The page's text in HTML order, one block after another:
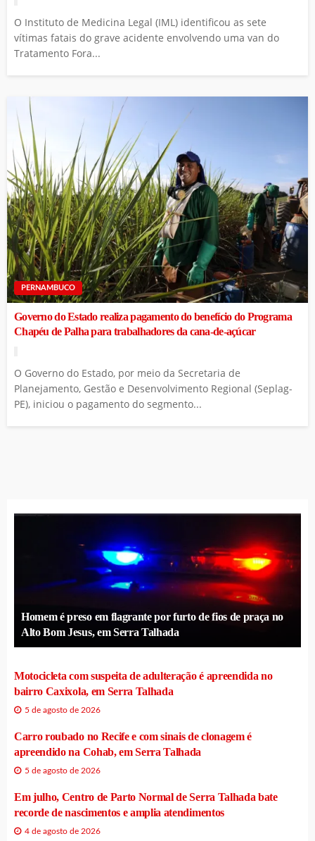
O Instituto de Medicina Legal (IML) identificou as sete
vítimas fatais do grave acidente envolvendo uma van do
Tratamento Fora...
PERNAMBUCO
Governo do Estado realiza pagamento do benefício do Programa
Chapéu de Palha para trabalhadores da cana-de-açúcar
O Governo do Estado, por meio da Secretaria de
Planejamento, Gestão e Desenvolvimento Regional (Seplag-
PE), iniciou o pagamento do segmento...
Homem é preso em flagrante por furto de fios de praça no
Alto Bom Jesus, em Serra Talhada
Motocicleta com suspeita de adulteração é apreendida no
bairro Caxixola, em Serra Talhada
5 de agosto de 2026
Carro roubado no Recife e com sinais de clonagem é
apreendido na Cohab, em Serra Talhada
5 de agosto de 2026
Em julho, Centro de Parto Normal de Serra Talhada bate
recorde de nascimentos e amplia atendimentos
4 de agosto de 2026